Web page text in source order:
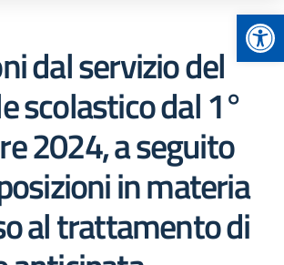
dal servizio del
scolastico dal 1°
2024, a seguito
in materia
al trattamento di